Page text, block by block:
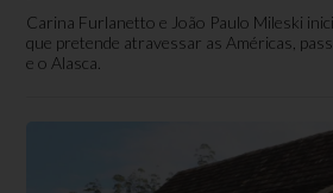
Carina Furlanetto e João Paulo Mileski
que pretende atravessar as Américas,
e o Alasca.